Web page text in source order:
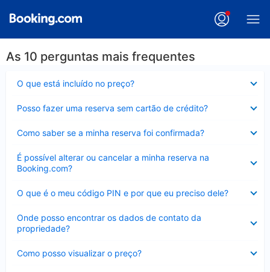
As 10 perguntas mais frequentes
O que está incluído no preço?
Posso fazer uma reserva sem cartão de crédito?
Como saber se a minha reserva foi confirmada?
É possível alterar ou cancelar a minha reserva na
Booking.com?
Contraído
O que é o meu código PIN e por que eu preciso dele?
Onde posso encontrar os dados de contato da
propriedade?
Como posso visualizar o preço?